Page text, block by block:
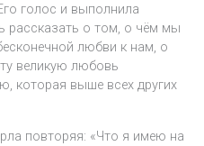
голос и выполнила
рассказать о том, о чём мы
любви к нам, о
великую любовь
которая выше всех других
повторяя: «Что я имею на